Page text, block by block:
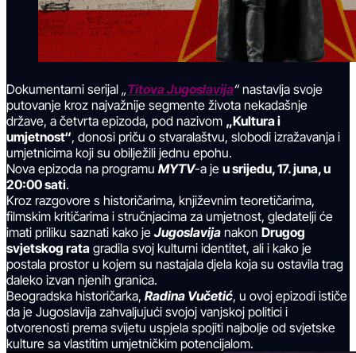
Dokumentarni serijal „Titova Jugoslavija“ nastavlja svoje
putovanje kroz najvažnije segmente života nekadašnje
države, a četvrta epizoda, pod nazivom „Kultura i
umjetnost“, donosi priču o stvaralaštvu, slobodi izražavanja i
umjetnicima koji su obilježili jednu epohu.
Nova epizoda na programu MYTV-a je u srijedu, 17. juna, u
20:00 sati.
Kroz razgovore s historičarima, književnim teoretičarima,
filmskim kritičarima i stručnjacima za umjetnost, gledatelji će
imati priliku saznati kako je Jugoslavija nakon Drugog
svjetskog rata gradila svoj kulturni identitet, ali i kako je
postala prostor u kojem su nastajala djela koja su ostavila trag
daleko izvan njenih granica.
Beogradska historičarka, Radina Vučetić, u ovoj epizodi ističe
da je Jugoslavija zahvaljujući svojoj vanjskoj politici i
otvorenosti prema svijetu uspjela spojiti najbolje od svjetske
kulture sa vlastitim umjetničkim potencijalom.